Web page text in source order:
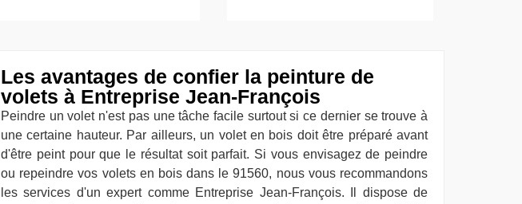
Les avantages de confier la peinture de
volets à Entreprise Jean-François
Peindre un volet n'est pas une tâche facile surtout si ce dernier se trouve à
une certaine hauteur. Par ailleurs, un volet en bois doit être préparé avant
d'être peint pour que le résultat soit parfait. Si vous envisagez de peindre
ou repeindre vos volets en bois dans le 91560, nous vous recommandons
les services d'un expert comme Entreprise Jean-François. Il dispose de